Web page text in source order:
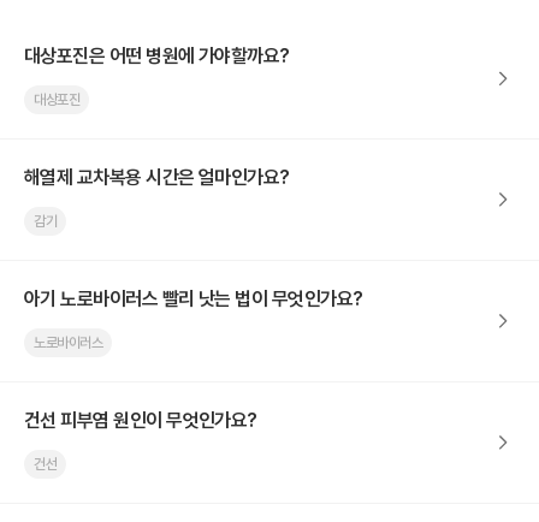
대상포진은 어떤 병원에 가야할까요?
대상포진
해열제 교차복용 시간은 얼마인가요?
감기
아기 노로바이러스 빨리 낫는 법이 무엇인가요?
노로바이러스
건선 피부염 원인이 무엇인가요?
건선